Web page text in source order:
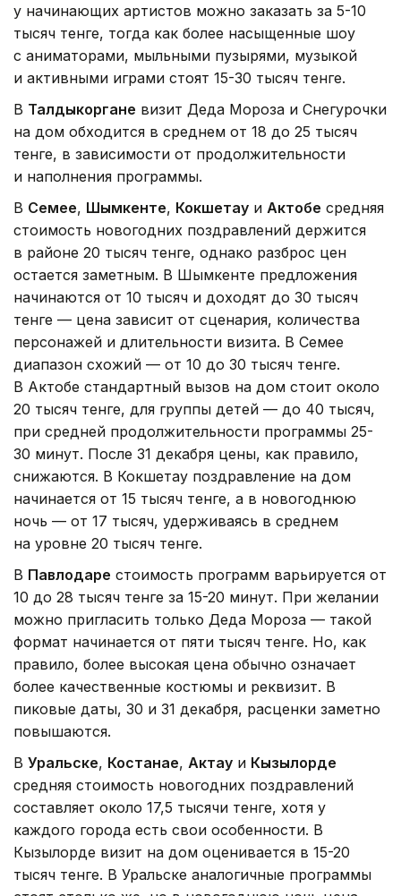
у начинающих артистов можно заказать за 5-10
тысяч тенге, тогда как более насыщенные шоу
с аниматорами, мыльными пузырями, музыкой
и активными играми стоят 15-30 тысяч тенге.
В Талдыкоргане визит Деда Мороза и Снегурочки
на дом обходится в среднем от 18 до 25 тысяч
тенге, в зависимости от продолжительности
и наполнения программы.
В Семее, Шымкенте, Кокшетау и Актобе средняя
стоимость новогодних поздравлений держится
в районе 20 тысяч тенге, однако разброс цен
остается заметным. В Шымкенте предложения
начинаются от 10 тысяч и доходят до 30 тысяч
тенге — цена зависит от сценария, количества
персонажей и длительности визита. В Семее
диапазон схожий — от 10 до 30 тысяч тенге.
В Актобе стандартный вызов на дом стоит около
20 тысяч тенге, для группы детей — до 40 тысяч,
при средней продолжительности программы 25-
30 минут. После 31 декабря цены, как правило,
снижаются. В Кокшетау поздравление на дом
начинается от 15 тысяч тенге, а в новогоднюю
ночь — от 17 тысяч, удерживаясь в среднем
на уровне 20 тысяч тенге.
В Павлодаре стоимость программ варьируется от
10 до 28 тысяч тенге за 15-20 минут. При желании
можно пригласить только Деда Мороза — такой
формат начинается от пяти тысяч тенге. Но, как
правило, более высокая цена обычно означает
более качественные костюмы и реквизит. В
пиковые даты, 30 и 31 декабря, расценки заметно
повышаются.
В Уральске, Костанае, Актау и Кызылорде
средняя стоимость новогодних поздравлений
составляет около 17,5 тысячи тенге, хотя у
каждого города есть свои особенности. В
Кызылорде визит на дом оценивается в 15-20
тысяч тенге. В Уральске аналогичные программы